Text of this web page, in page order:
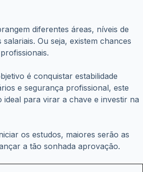
diferentes áreas, níveis de
Ou seja, existem chances
é conquistar estabilidade
e segurança profissional, este
ideal para virar a chave e investir na
os estudos, maiores serão as
a tão sonhada aprovação.